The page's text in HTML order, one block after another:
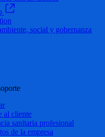
social y gobernanza
al cliente
sanitaria profesional
de la empresa